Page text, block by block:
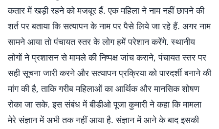
कतार में खड़ी रहने को मजबूर हैं. एक महिला ने नाम नहीं छापने की
शर्त पर बताया कि सत्यापन के नाम पर पैसे लिये जा रहे हैं. अगर नाम
सामने आया तो पंचायत स्तर के लोग हमें परेशान करेंगे. स्थानीय
लोगों ने प्रशासन से मामले की निष्पक्ष जांच कराने, पंचायत स्तर पर
सही सूचना जारी करने और सत्यापन प्रक्रिया को पारदर्शी बनाने की
मांग की है, ताकि गरीब महिलाओं का आर्थिक और मानसिक शोषण
रोका जा सके. इस संबंध में बीडीओ पूजा कुमारी ने कहा कि मामला
मेरे संज्ञान में अभी तक नहीं आया है. संज्ञान में आने के बाद इसकी